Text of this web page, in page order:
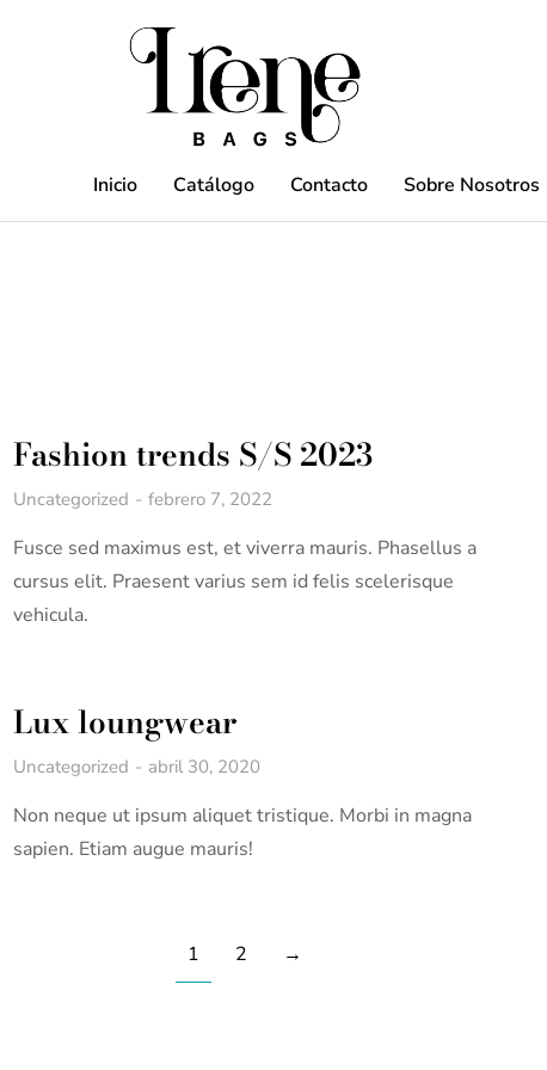
Inicio Catálogo Contacto Sobre Nosotros
Fashion trends S/S 2023
Uncategorized febrero 7, 2022
Fusce sed maximus est, et viverra mauris. Phasellus a
cursus elit. Praesent varius sem id felis scelerisque
vehicula.
Lux loungwear
Uncategorized abril 30, 2020
Non neque ut ipsum aliquet tristique. Morbi in magna
sapien. Etiam augue mauris!
1 2 →